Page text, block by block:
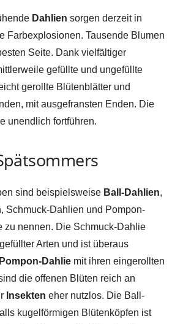
Dahlien sorgen derzeit in
Farbexplosionen. Tausende Blumen
Seite. Dank vielfältiger
gefüllte und ungefüllte
gerollte Blütenblätter und
mit ausgefransten Enden. Die
unendlich fortführen.
sind beispielsweise Ball-Dahlien,
Schmuck-Dahlien und Pompon-
zu nennen. Die Schmuck-Dahlie
Arten und ist überaus
Pompon-Dahlie mit ihren eingerollten
die offenen Blüten reich an
Insekten eher nutzlos. Die Ball-
kugelförmigen Blütenköpfen ist